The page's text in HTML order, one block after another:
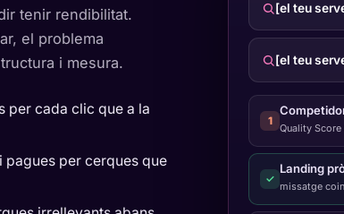
tenir rendibilitat.
el problema
i mesura.
per cada clic que a la
pagues per cerques que
[el teu
[el teu
1
Quality Score
✓
Landing
missatge